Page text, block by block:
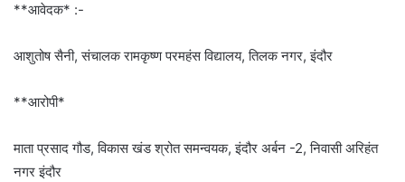
**आवेदक* :-
आशुतोष सैनी, संचालक रामकृष्ण परमहंस विद्यालय, तिलक नगर, इंदौर
**आरोपी*
माता प्रसाद गौड, विकास खंड श्रोत समन्वयक, इंदौर अर्बन -2, निवासी अरिहंत
नगर इंदौर